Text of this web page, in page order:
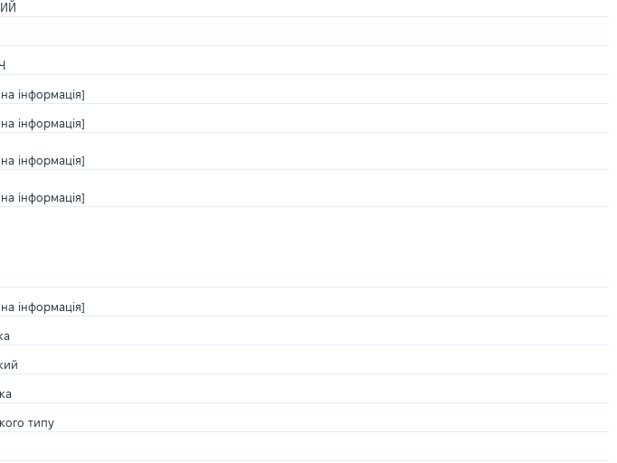
інформація]
інформація]
інформація]
інформація]
інформація]
типу